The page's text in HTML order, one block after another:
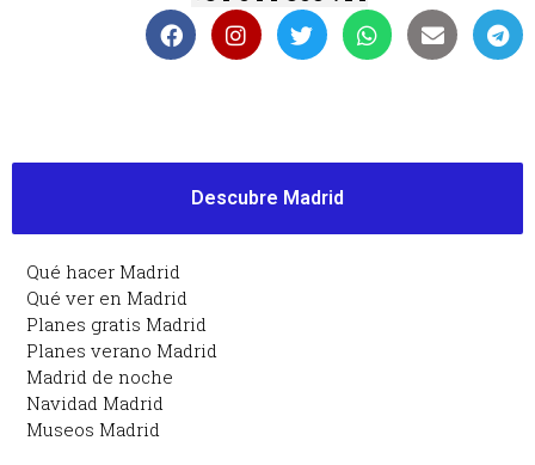
Descubre Madrid
Qué hacer Madrid
Qué ver en Madrid
Planes gratis Madrid
Planes verano Madrid
Madrid de noche
Navidad Madrid
Museos Madrid